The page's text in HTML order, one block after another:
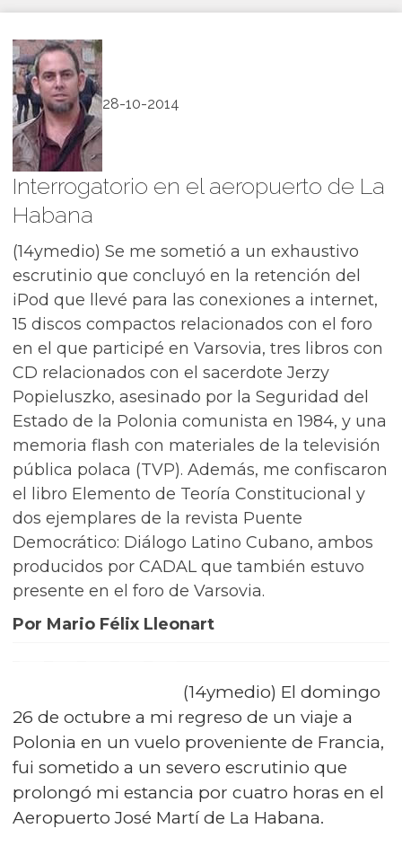
28-10-2014
Interrogatorio en el aeropuerto de La
Habana
(14ymedio) Se me sometió a un exhaustivo
escrutinio que concluyó en la retención del
iPod que llevé para las conexiones a internet,
15 discos compactos relacionados con el foro
en el que participé en Varsovia, tres libros con
CD relacionados con el sacerdote Jerzy
Popieluszko, asesinado por la Seguridad del
Estado de la Polonia comunista en 1984, y una
memoria flash con materiales de la televisión
pública polaca (TVP). Además, me confiscaron
el libro Elemento de Teoría Constitucional y
dos ejemplares de la revista Puente
Democrático: Diálogo Latino Cubano, ambos
producidos por CADAL que también estuvo
presente en el foro de Varsovia.
Por Mario Félix Lleonart
(14ymedio) El domingo
26 de octubre a mi regreso de un viaje a
Polonia en un vuelo proveniente de Francia,
fui sometido a un severo escrutinio que
prolongó mi estancia por cuatro horas en el
Aeropuerto José Martí de La Habana.